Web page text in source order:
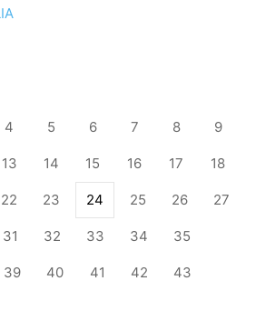
4 5 6 7 8 9
13 14 15 16 17 18
22 23 24 25 26 27
31 32 33 34 35
39 40 41 42 43